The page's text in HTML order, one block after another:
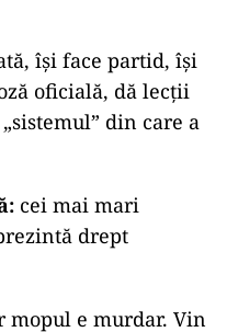
își face partid, își
oficială, dă lecții
din care a
cei mai mari
drept
mopul e murdar. Vin